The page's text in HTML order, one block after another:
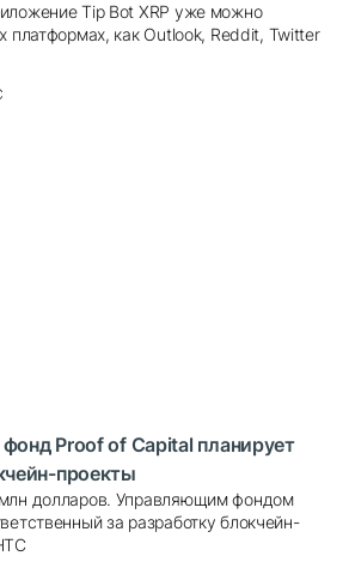
Tip Bot XRP уже можно
платформах, как Outlook, Reddit, Twitter
Proof of Capital планирует
проекты
долларов. Управляющим фондом
за разработку блокчейн-